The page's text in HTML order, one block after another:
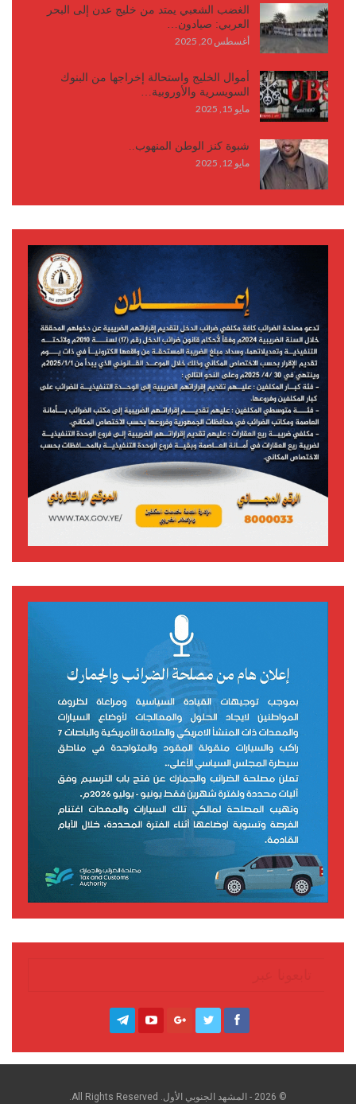
الغضب الشعبي يمتد من خليج عدن إلى البحر
العربي: صيادون…
أغسطس 20, 2025
أموال الخليج واستحالة إخراجها من البنوك
السويسرية والأوروبية…
مايو 15, 2025
شبوة كنز الوطن المنهوب..
مايو 12, 2025
تابعونا عبر
© 2026 - المشهد الجنوبي الأول. All Rights Reserved.